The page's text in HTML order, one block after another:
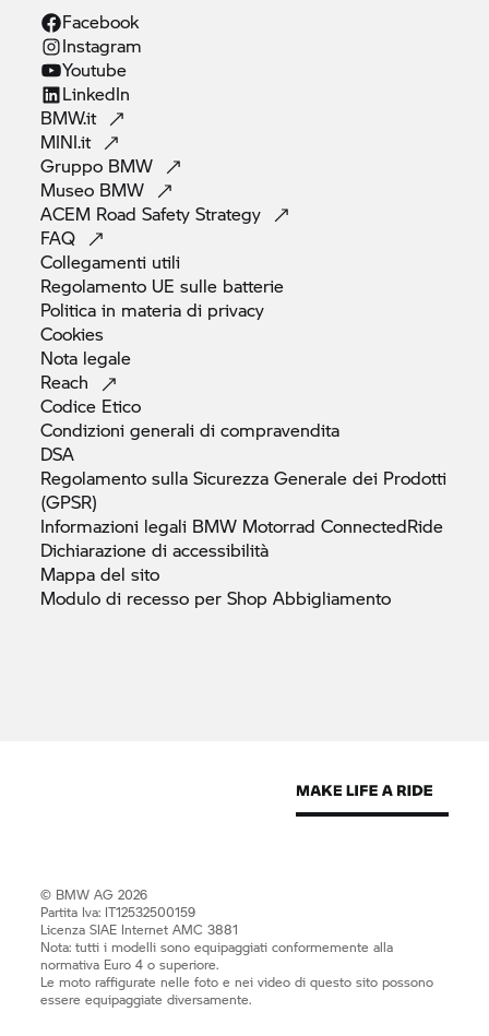
Facebook
Instagram
Youtube
LinkedIn
BMW.it
MINI.it
Gruppo BMW
Museo BMW
ACEM Road SafetyStrategy
FAQ
Collegamenti utili
Regolamento UE sulle batterie
Politica in materia di privacy
Cookies
Nota legale
Reach
Codice Etico
Condizioni generali dicompravendita
DSA
Regolamento sulla Sicurezza Generale dei Prodotti
(GPSR)
Informazioni legali BMW Motorrad ConnectedRide
Dichiarazione diaccessibilità
Mappa delsito
Modulo di recesso per ShopAbbigliamento
© BMW AG 2026
Partita Iva: IT12532500159
Licenza SIAE Internet AMC 3881
Nota: tutti i modelli sono equipaggiati conformemente alla
normativa Euro 4 o superiore.
Le moto raffigurate nelle foto e nei video di questo sito possono
essere equipaggiate diversamente.